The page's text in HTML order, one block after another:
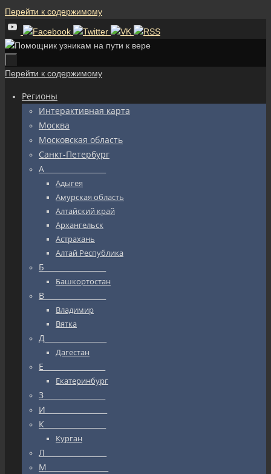
Перейти к содержимому
Перейти к содержимому
Регионы
Интерактивная карта
Москва
Московская область
Санкт-Петербург
А_________________
Адыгея
Амурская область
Алтайский край
Архангельск
Астрахань
Алтай Республика
Б_________________
Башкортостан
В_________________
Владимир
Вятка
Д_________________
Дагестан
Е_________________
Екатеринбург
З_________________
И_________________
К_________________
Курган
Л_________________
М_________________